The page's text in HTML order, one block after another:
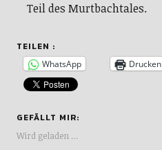
Teil des Murtbachtales.
TEILEN :
WhatsApp Drucken
GEFÄLLT MIR:
Wird geladen …